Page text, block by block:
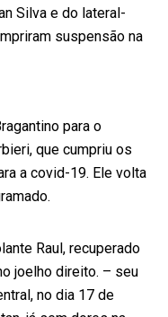
Silva e do lateral-
suspensão na
para o
que cumpriu os
a covid-19. Ele volta
Raul, recuperado
joelho direito. – seu
no dia 17 de